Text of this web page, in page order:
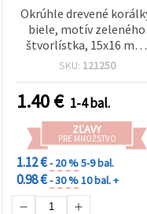
Okrúhle drevené
biele, motív zeleného
štvorlístka, 15x16 mm,
otvor: 4 mm – 10 ks
SKU: 121250
1.40€ 1-4 bal.
ZĽAVY
PRE MNOŽSTVO
1.12 €- 20 %5-9 bal.
0.98 €- 30 %10 bal. +